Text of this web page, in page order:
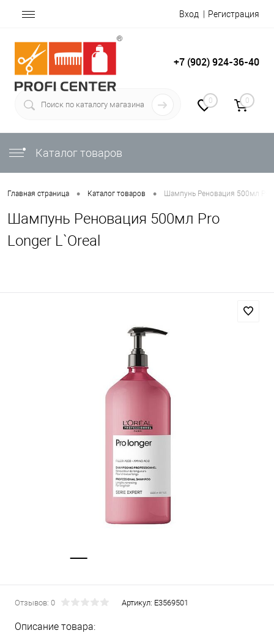
Вход Регистрация
+7 (902) 924-36-40
0 0
Каталог товаров
Главная страница • Каталог товаров • Шампунь Реновация 500мл Pro
Шампунь Реновация 500мл Pro
Longer L`Oreal
Отзывов: 0 Артикул: Е3569501
Описание товара: